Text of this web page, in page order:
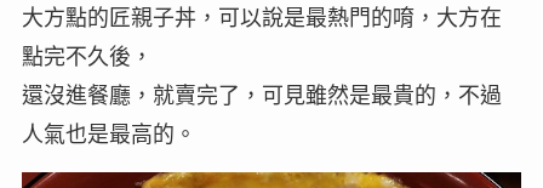
大方點的匠親子丼，可以說是最熱門的唷，大方在
點完不久後，
還沒進餐廳，就賣完了，可見雖然是最貴的，不過
人氣也是最高的。